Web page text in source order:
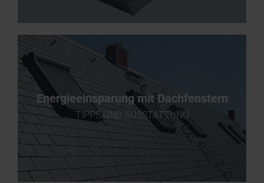
Energieeinsparung mit Dachfenstern
TIPPS UND AUSSTATTUNG